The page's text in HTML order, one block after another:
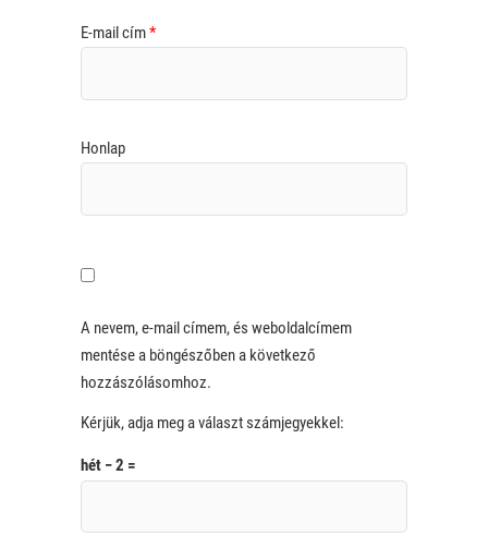
E-mail cím*
Honlap
A nevem, e-mail címem, és weboldalcímem
mentése a böngészőben a következő
hozzászólásomhoz.
Kérjük, adja meg a választ számjegyekkel:
hét − 2 =